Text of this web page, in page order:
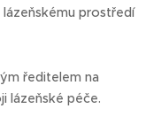
prostředí
ředitelem na
lázeňské péče.